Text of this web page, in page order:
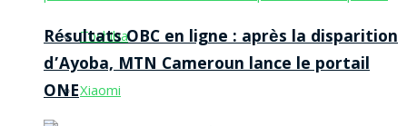
Toshiba
Xiaomi
Résultats OBC en ligne : après la disparition
d’Ayoba, MTN Cameroun lance le portail
ONE